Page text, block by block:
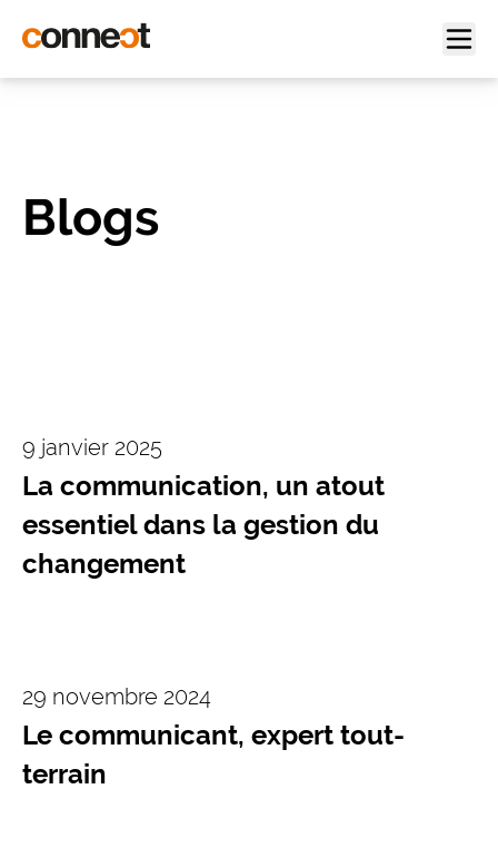
Blogs
9 janvier 2025
La communication, un atout
essentiel dans la gestion du
changement
29 novembre 2024
Le communicant, expert tout-
terrain